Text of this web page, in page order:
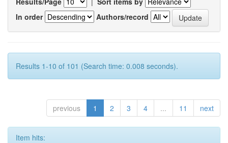
In order
Authors/record
Results 1-10 of 101 (Search time: 0.008 seconds).
previous 1 2 3 4 ... 11 next
Item hits: